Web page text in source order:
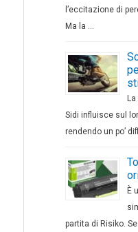
l’eccitazione di
Ma la …
Sidi influisce sul
rendendo un po’
È
partita di Risiko. Se